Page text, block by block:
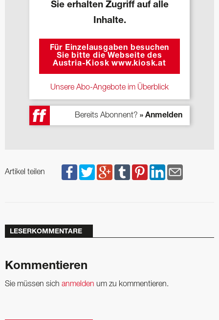
Sie erhalten Zugriff auf alle
Inhalte.
Für Einzelausgaben besuchen
Sie bitte die Webseite des
Austria-Kiosk www.kiosk.at
Unsere Abo-Angebote im Überblick
Bereits Abonnent? » Anmelden
Artikel teilen
LESERKOMMENTARE
Kommentieren
Sie müssen sich anmelden um zu kommentieren.